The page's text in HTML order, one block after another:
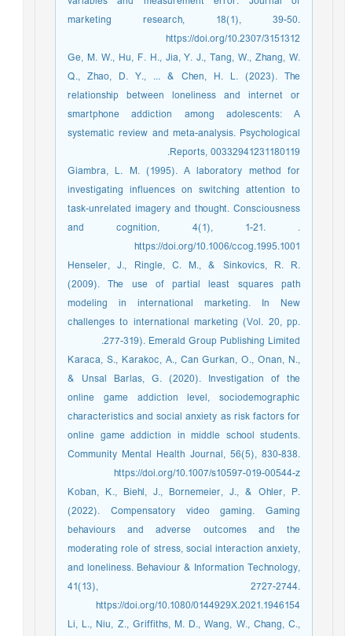
marketing research, 18(1), 39-50.
https://doi.org/10.2307/3151312
Ge, M. W., Hu, F. H., Jia, Y. J., Tang, W., Zhang, W.
Q., Zhao, D. Y., ... & Chen, H. L. (2023). The
relationship between loneliness and internet or
smartphone addiction among adolescents: A
systematic review and meta-analysis. Psychological
Reports, 00332941231180119.
Giambra, L. M. (1995). A laboratory method for
investigating influences on switching attention to
task-unrelated imagery and thought. Consciousness
and cognition, 4(1), 1-21. .
https://doi.org/10.1006/ccog.1995.1001
Henseler, J., Ringle, C. M., & Sinkovics, R. R.
(2009). The use of partial least squares path
modeling in international marketing. In New
challenges to international marketing (Vol. 20, pp.
277-319). Emerald Group Publishing Limited.
Karaca, S., Karakoc, A., Can Gurkan, O., Onan, N.,
& Unsal Barlas, G. (2020). Investigation of the
online game addiction level, sociodemographic
characteristics and social anxiety as risk factors for
online game addiction in middle school students.
Community Mental Health Journal, 56(5), 830-838.
https://doi.org/10.1007/s10597-019-00544-z
Koban, K., Biehl, J., Bornemeier, J., & Ohler, P.
(2022). Compensatory video gaming. Gaming
behaviours and adverse outcomes and the
moderating role of stress, social interaction anxiety,
and loneliness. Behaviour & Information Technology,
41(13), 2727-2744.
https://doi.org/10.1080/0144929X.2021.1946154
Li, L., Niu, Z., Griffiths, M. D., Wang, W., Chang, C.,